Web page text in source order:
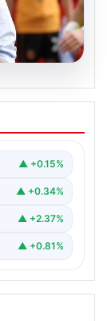
Jens
▲ +0.15%
▲ +0.34%
▲ +2.37%
▲ +0.81%